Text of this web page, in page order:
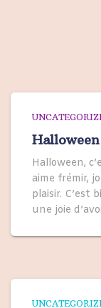
Halloween,
aime frémir,
plaisir. C’est
une joie